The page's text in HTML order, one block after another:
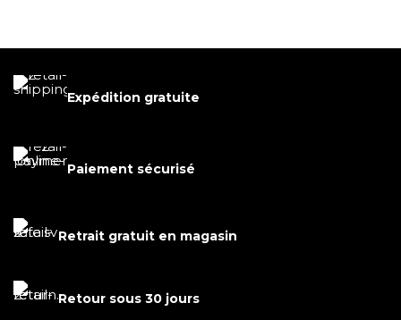
Expédition gratuite
Paiement sécurisé
Retrait gratuit en magasin
Retour sous 30 jours